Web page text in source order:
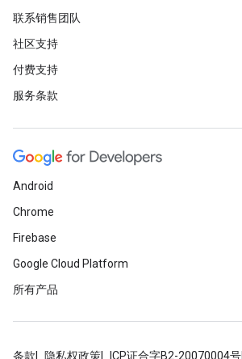
联系销售团队
社区支持
付费支持
服务条款
Android
Chrome
Firebase
Google Cloud Platform
所有产品
条款 隐私权政策 ICP证合字B2-20070004号